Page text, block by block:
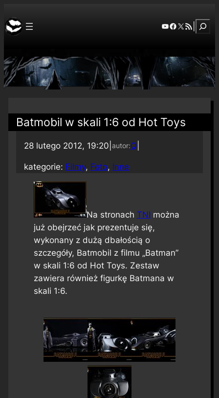
YouTube
Facebook
X RSS Feed
Batmobil w skali 1:6 od Hot Toys
28 lutego 2012, 19:20 autor:Q
kategorie: Filmy, Foto, Inne
Na stronach TNI można
już obejrzeć jak prezentuje się,
wykonany z dużą dbałością o
szczegóły, Batmobil z filmu „Batman”
w skali 1:6 od Hot Toys. Zestaw
zawiera również figurkę Batmana w
skali 1:6.